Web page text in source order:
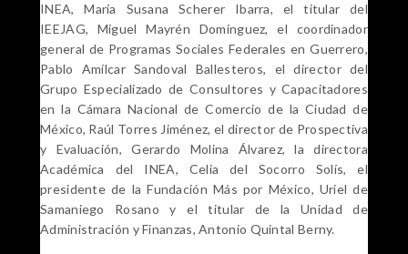
INEA, María Susana Scherer Ibarra, el titular del
IEEJAG, Miguel Mayrén Domínguez, el coordinador
general de Programas Sociales Federales en Guerrero,
Pablo Amílcar Sandoval Ballesteros, el director del
Grupo Especializado de Consultores y Capacitadores
en la Cámara Nacional de Comercio de la Ciudad de
México, Raúl Torres Jiménez, el director de Prospectiva
y Evaluación, Gerardo Molina Álvarez, la directora
Académica del INEA, Celia del Socorro Solís, el
presidente de la Fundación Más por México, Uriel de
Samaniego Rosano y el titular de la Unidad de
Administración y Finanzas, Antonio Quintal Berny.